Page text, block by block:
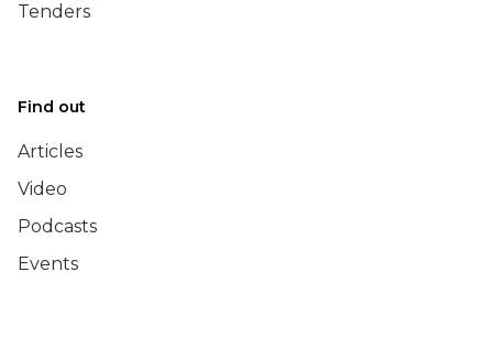
Tenders
Find out
Articles
Video
Podcasts
Events